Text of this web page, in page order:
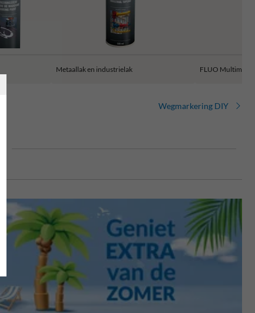
Metaallak en industrielak FLUO
Wegmarkering DIY